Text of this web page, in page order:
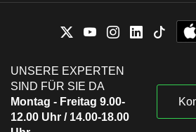
UNSERE EXPERTEN
SIND FÜR SIE DA
Montag - Freitag 9.00-
12.00 Uhr / 14.00-18.00